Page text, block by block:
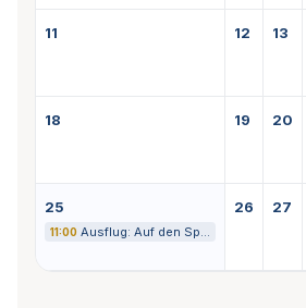
11 12 13
18 19 20
25
11:00 Ausflug: Auf den Sp…
26 27